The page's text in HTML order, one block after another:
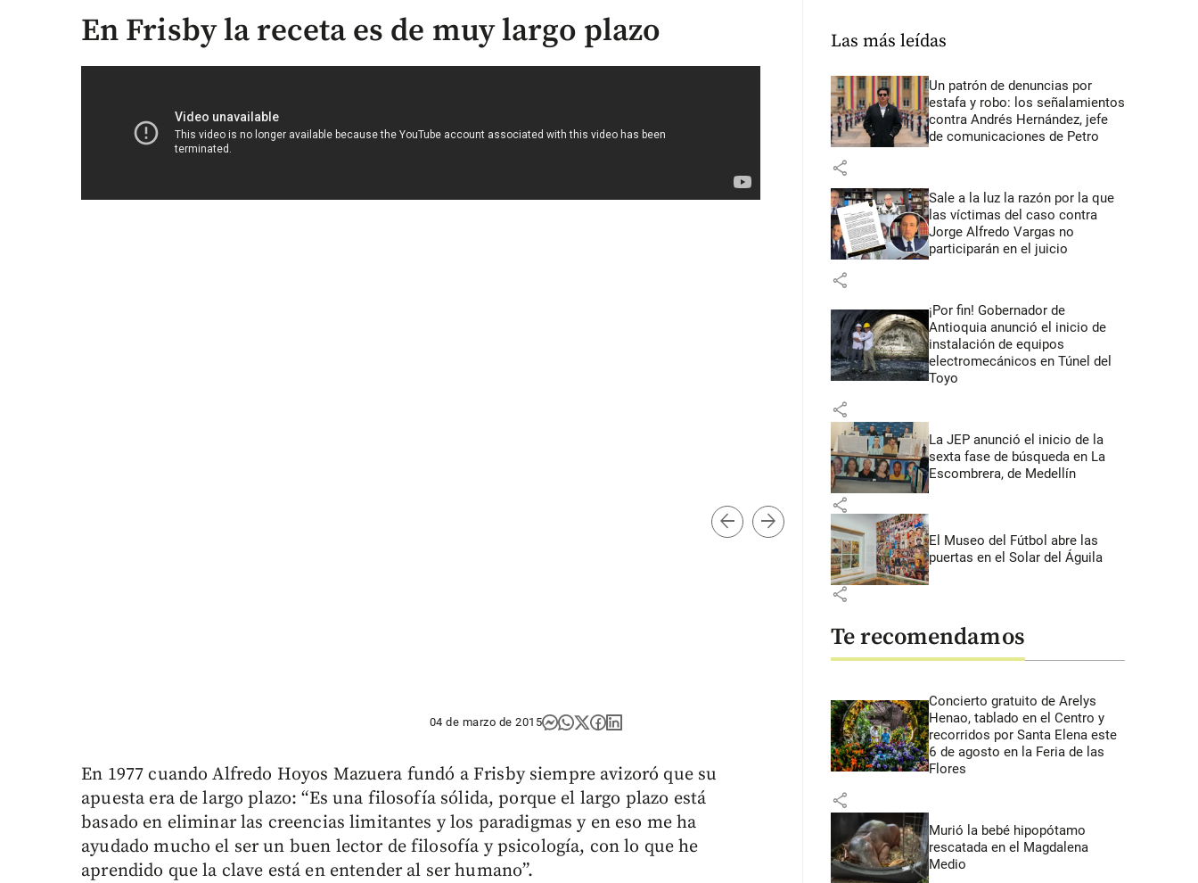
En Frisby la receta es de muy largo plazo
arrow_back
A Alfredo Hoyos Mazuera, fundador de Frisby, sus colaboradores lo definen
colprensa
arrow_forward
04 de marzo de 2015
En 1977 cuando Alfredo Hoyos Mazuera fundó a Frisby siempre avizoró que su
apuesta era de largo plazo: “Es una filosofía sólida, porque el largo plazo está
basado en eliminar las creencias limitantes y los paradigmas y en eso me ha
ayudado mucho el ser un buen lector de filosofía y psicología, con lo que he
aprendido que la clave está en entender al ser humano”.
Las más leídas
Un patrón de denuncias por
estafa y robo: los señalamientos
contra Andrés Hernández, jefe
de comunicaciones de Petro
share
Sale a la luz la razón por la que
las víctimas del caso contra
Jorge Alfredo Vargas no
participarán en el juicio
share
¡Por fin! Gobernador de
Antioquia anunció el inicio de
instalación de equipos
electromecánicos en Túnel del
Toyo
share
La JEP anunció el inicio de la
sexta fase de búsqueda en La
Escombrera, de Medellín
share
El Museo del Fútbol abre las
puertas en el Solar del Águila
share
Te recomendamos
Concierto gratuito de Arelys
Henao, tablado en el Centro y
recorridos por Santa Elena este
6 de agosto en la Feria de las
Flores
share
Murió la bebé hipopótamo
rescatada en el Magdalena
Medio